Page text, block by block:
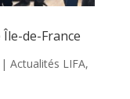
de-France
| Actualités LIFA,